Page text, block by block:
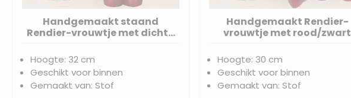
Handgemaakt staand
Rendier-vrouwtje met dichte
32(40)cm
Hoogte: 32 cm
Geschikt voor binnen
Gemaakt van: Stof
Handgemaakt Rendier-
vrouwtje met rood/zwart
30(38)cm
Hoogte: 30 cm
Geschikt voor binnen
Gemaakt van: Stof